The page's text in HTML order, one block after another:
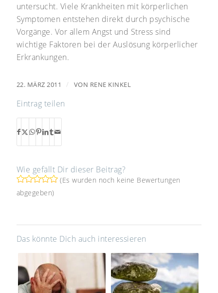
untersucht. Viele Krankheiten mit körperlichen
Symptomen entstehen direkt durch psychische
Vorgänge. Vor allem Angst und Stress sind
wichtige Faktoren bei der Auslösung körperlicher
Erkrankungen.
22. MÄRZ 2011 / VON RENE KINKEL
Eintrag teilen
Wie gefällt Dir dieser Beitrag?
(Es wurden noch keine Bewertungen
abgegeben)
Das könnte Dich auch interessieren